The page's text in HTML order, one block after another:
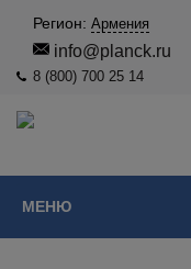
Регион: Армения
info@planck.ru
8 (800) 700 25 14
МЕНЮ